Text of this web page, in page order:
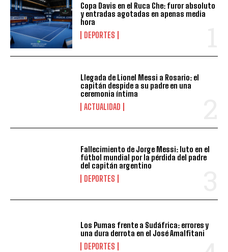
Copa Davis en el Ruca Che: furor absoluto
y entradas agotadas en apenas media
hora
DEPORTES
Llegada de Lionel Messi a Rosario: el
capitán despide a su padre en una
ceremonia íntima
ACTUALIDAD
Fallecimiento de Jorge Messi: luto en el
fútbol mundial por la pérdida del padre
del capitán argentino
DEPORTES
Los Pumas frente a Sudáfrica: errores y
una dura derrota en el José Amalfitani
DEPORTES